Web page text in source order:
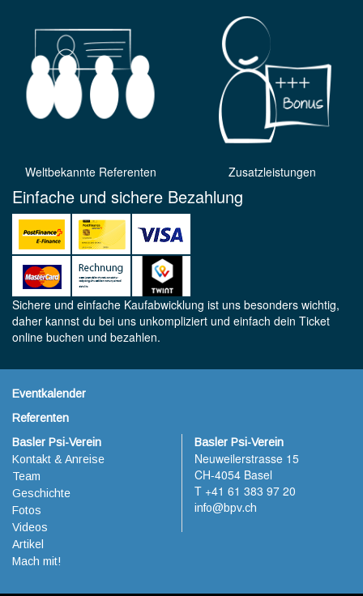
Weltbekannte Referenten Zusatzleistungen
Einfache und sichere Bezahlung
Sichere und einfache Kaufabwicklung ist uns besonders wichtig,
daher kannst du bei uns unkompliziert und einfach dein Ticket
online buchen und bezahlen.
Eventkalender
Referenten
Basler Psi-Verein
Kontakt & Anreise
Team
Geschichte
Fotos
Videos
Artikel
Mach mit!
Basler Psi-Verein
Neuweilerstrasse 15
CH-4054 Basel
T +41 61 383 97 20
info@bpv.ch